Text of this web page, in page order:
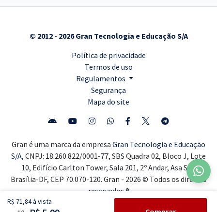
R$ 71,84 à vista
© 2012 - 2026 Gran Tecnologia e Educação S/A
Política de privacidade
Termos de uso
Regulamentos
Segurança
Mapa do site
Gran é uma marca da empresa Gran Tecnologia e Educação
S/A, CNPJ: 18.260.822/0001-77, SBS Quadra 02, Bloco J, Lote
10, Edifício Carlton Tower, Sala 201, 2º Andar, Asa Sul,
Brasília-DF, CEP 70.070-120. Gran - 2026 © Todos os direitos
reservados ®